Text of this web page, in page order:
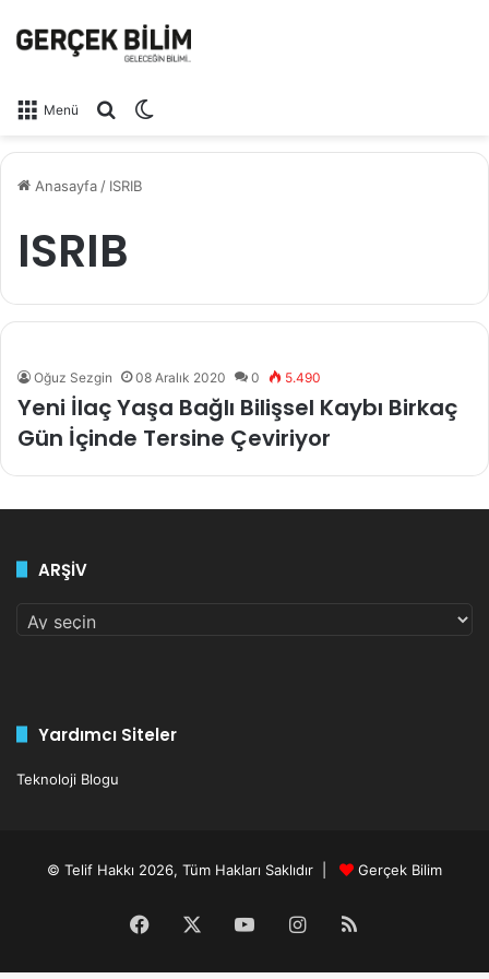
Menü Arama yap ...
Anasayfa / ISRIB
ISRIB
Oğuz Sezgin 08 Aralık 2020 0 5.490
Yeni İlaç Yaşa Bağlı Bilişsel Kaybı Birkaç
Gün İçinde Tersine Çeviriyor
ARŞİV
ARŞİV
Yardımcı Siteler
Teknoloji Blogu
© Telif Hakkı 2026, Tüm Hakları Saklıdır | Gerçek Bilim
Facebook YouTubeInstagram